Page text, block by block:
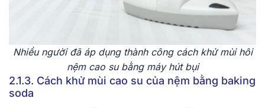
Nhiều người đã áp dụng thành công cách khử mùi hôi
nệm cao su bằng máy hút bụi
2.1.3. Cách khử mùi cao su của nệm bằng baking
soda